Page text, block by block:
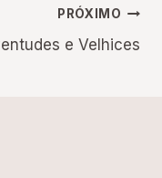
PRÓXIMO
e Velhices